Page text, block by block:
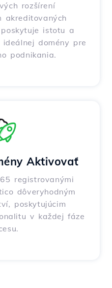
rozšírení
akreditovaných
istotu a
domény pre
podnikania.
Aktivovať
registrovanými
dôveryhodným
poskytujúcim
v každej fáze